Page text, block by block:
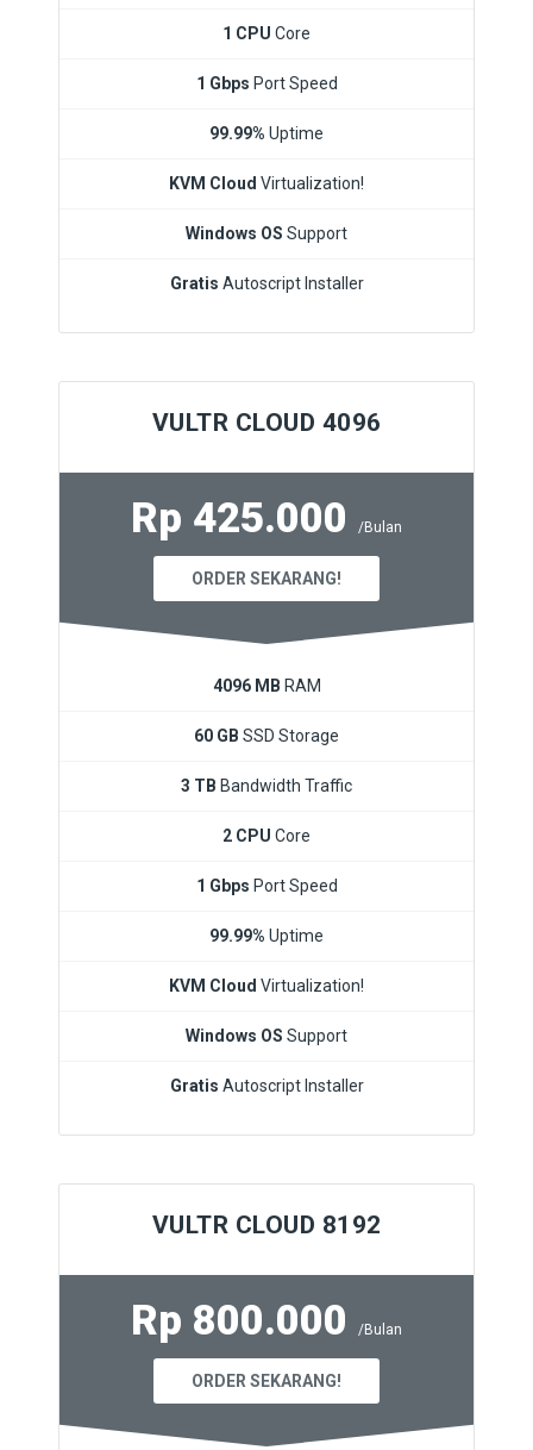
1 CPU Core
1 Gbps Port Speed
99.99% Uptime
KVM Cloud Virtualization!
Windows OS Support
Gratis Autoscript Installer
VULTR CLOUD 4096
Rp 425.000 /Bulan
ORDER SEKARANG!
4096 MB RAM
60 GB SSD Storage
3 TB Bandwidth Traffic
2 CPU Core
1 Gbps Port Speed
99.99% Uptime
KVM Cloud Virtualization!
Windows OS Support
Gratis Autoscript Installer
VULTR CLOUD 8192
Rp 800.000 /Bulan
ORDER SEKARANG!